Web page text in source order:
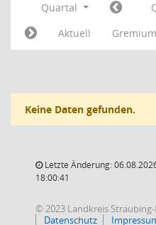
Quartal
Aktuell
Keine Daten gefunden.
Letzte Änderung:
18:00:41
© 2023 Landkreis
Datenschutz